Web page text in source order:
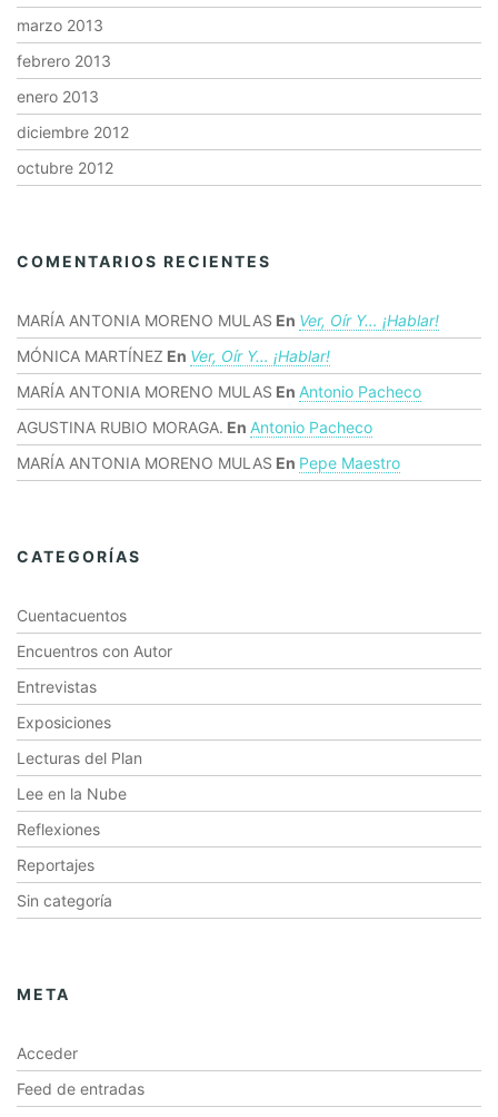
marzo 2013
febrero 2013
enero 2013
diciembre 2012
octubre 2012
COMENTARIOS RECIENTES
MARÍA ANTONIA MORENO MULAS En Ver, Oír Y… ¡hablar!
MÓNICA MARTÍNEZ En Ver, Oír Y… ¡hablar!
MARÍA ANTONIA MORENO MULAS En Antonio Pacheco
AGUSTINA RUBIO MORAGA. En Antonio Pacheco
MARÍA ANTONIA MORENO MULAS En Pepe Maestro
CATEGORÍAS
Cuentacuentos
Encuentros con Autor
Entrevistas
Exposiciones
Lecturas del Plan
Lee en la Nube
Reflexiones
Reportajes
Sin categoría
META
Acceder
Feed de entradas